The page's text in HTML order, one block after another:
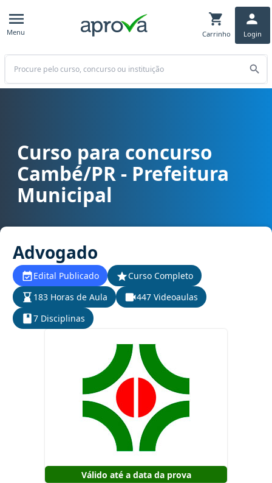
Menu Carrinho Login
Buscar
Curso para concurso Cambé/PR - Prefeitura Municipal cargo
Curso para concurso
Cambé/PR - Prefeitura
Municipal
Advogado
Edital Publicado
Curso Completo
183 Horas de Aula
447 Videoaulas
7 Disciplinas
Válido até a data da prova